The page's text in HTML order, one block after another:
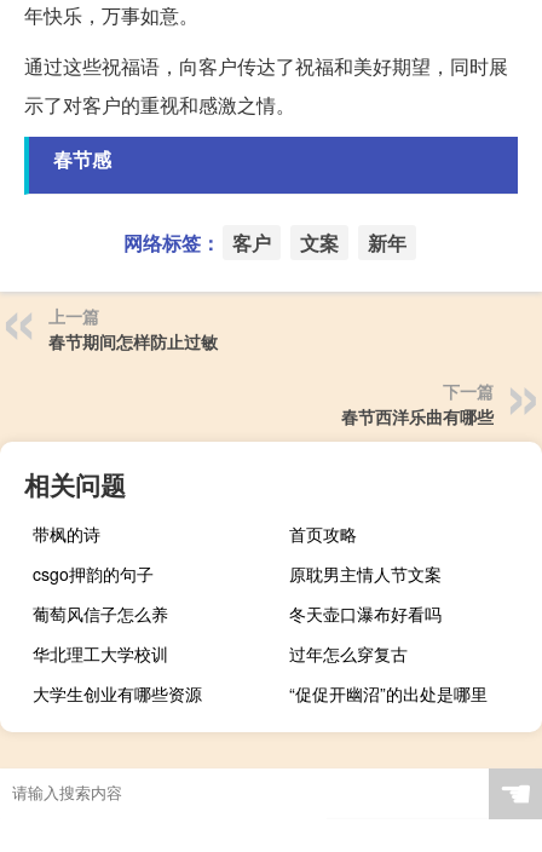
年快乐，万事如意。
通过这些祝福语，向客户传达了祝福和美好期望，同时展
示了对客户的重视和感激之情。
春节感
网络标签： 客户 文案 新年
上一篇
春节期间怎样防止过敏
下一篇
春节西洋乐曲有哪些
相关问题
带枫的诗
首页攻略
csgo押韵的句子
原耽男主情人节文案
葡萄风信子怎么养
冬天壶口瀑布好看吗
华北理工大学校训
过年怎么穿复古
大学生创业有哪些资源
“促促开幽沼”的出处是哪里
☚